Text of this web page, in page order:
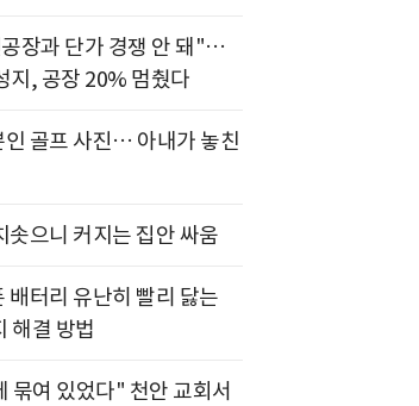
장과 단가 경쟁 안 돼"…
지, 공장 20% 멈췄다
인 골프 사진… 아내가 놓친
솟으니 커지는 집안 싸움
배터리 유난히 빨리 닳는
해결 방법
묶여 있었다" 천안 교회서